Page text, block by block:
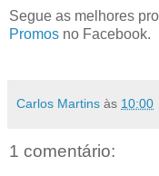
Segue as melhores
Promos no Facebook.
Carlos Martins às 10:00
1 comentário: